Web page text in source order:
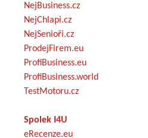
NejBusiness.cz
NejChlapi.cz
NejSenioři.cz
ProdejFirem.eu
ProfiBusiness.eu
ProfiBusiness.world
TestMotoru.cz
Spolek I4U
eRecenze.eu